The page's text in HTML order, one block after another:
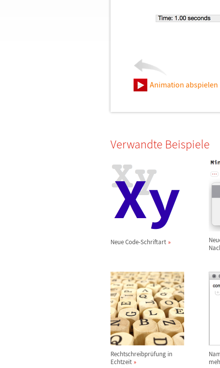
Animation abspielen
Verwandte Beispiele
Neue Code-Schriftart
Rechtschreibprüfung in
Echtzeit